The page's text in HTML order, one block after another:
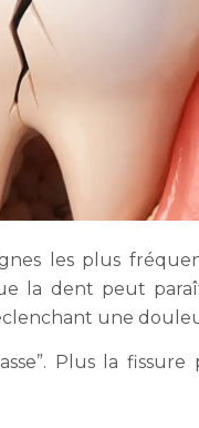
les plus
la dent peut
une
Plus la